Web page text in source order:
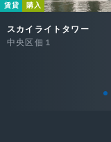
賃貸 購入
スカイライトタワー
中央区佃１